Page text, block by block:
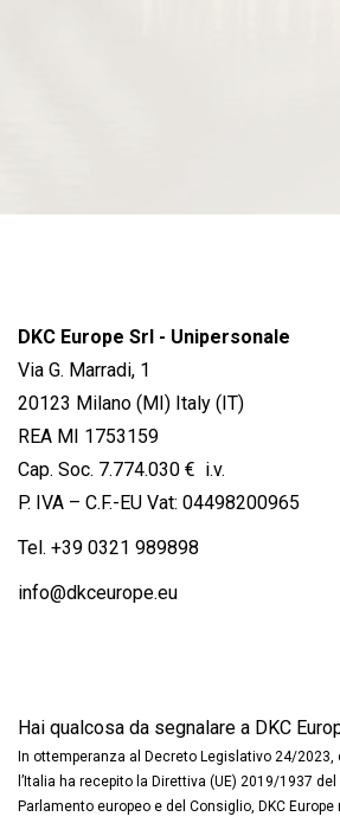
DKC Europe Srl - Unipersonale
Via G. Marradi, 1
20123 Milano (MI) Italy (IT)
REA MI 1753159
Cap. Soc. 7.774.030 € i.v.
P. IVA – C.F.-EU Vat: 04498200965
Tel. +39 0321 989898
info@dkceurope.eu
Hai qualcosa da segnalare a DKC
In ottemperanza al Decreto Legislativo 24/2023,
l’Italia ha recepito la Direttiva (UE) 2019/1937 del
Parlamento europeo e del Consiglio, DKC Europe